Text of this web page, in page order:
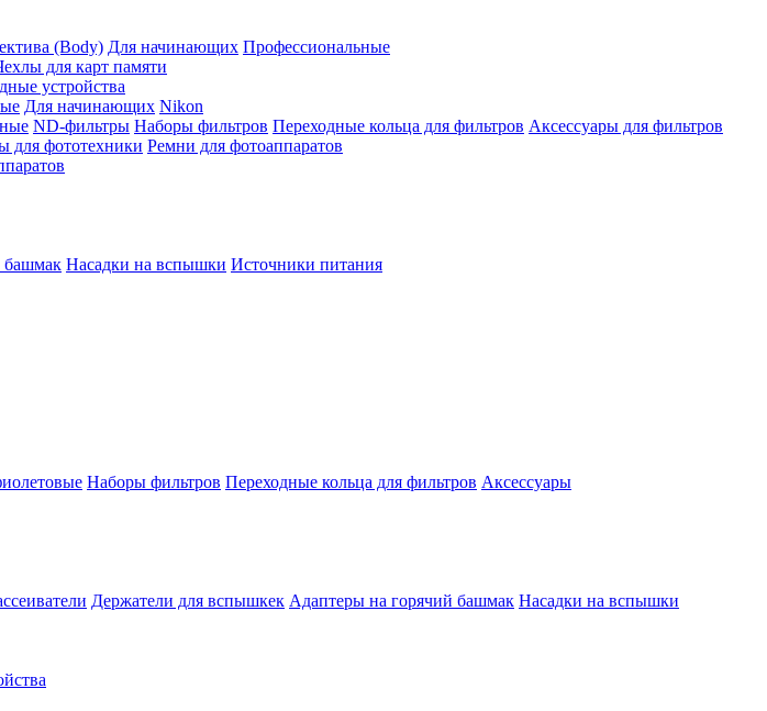
(Body) Для начинающих Профессиональные
для карт памяти
устройства
Для начинающих Nikon
ND-фильтры Наборы фильтров Переходные кольца для фильтров Аксессуары для фильтров
для фототехники Ремни для фотоаппаратов
башмак Насадки на вспышки Источники питания
Наборы фильтров Переходные кольца для фильтров Аксессуары
Держатели для вспышкек Адаптеры на горячий башмак Насадки на вспышки